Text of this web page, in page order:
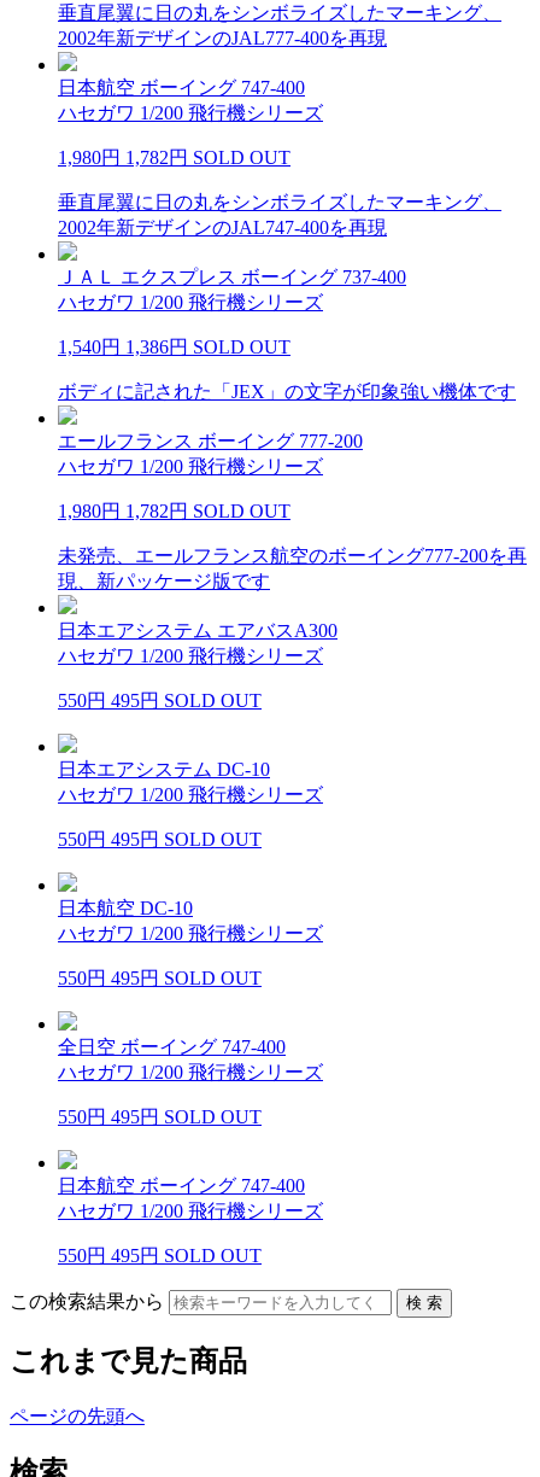
垂直尾翼に日の丸をシンボライズしたマーキング、
2002年新デザインのJAL777-400を再現
日本航空 ボーイング 747-400
ハセガワ 1/200 飛行機シリーズ
1,980円 1,782円 SOLD OUT
垂直尾翼に日の丸をシンボライズしたマーキング、
2002年新デザインのJAL747-400を再現
ＪＡＬ エクスプレス ボーイング 737-400
ハセガワ 1/200 飛行機シリーズ
1,540円 1,386円 SOLD OUT
ボディに記された「JEX」の文字が印象強い機体です
エールフランス ボーイング 777-200
ハセガワ 1/200 飛行機シリーズ
1,980円 1,782円 SOLD OUT
未発売、エールフランス航空のボーイング777-200を再
現、新パッケージ版です
日本エアシステム エアバスA300
ハセガワ 1/200 飛行機シリーズ
550円 495円 SOLD OUT
日本エアシステム DC-10
ハセガワ 1/200 飛行機シリーズ
550円 495円 SOLD OUT
日本航空 DC-10
ハセガワ 1/200 飛行機シリーズ
550円 495円 SOLD OUT
全日空 ボーイング 747-400
ハセガワ 1/200 飛行機シリーズ
550円 495円 SOLD OUT
日本航空 ボーイング 747-400
ハセガワ 1/200 飛行機シリーズ
550円 495円 SOLD OUT
この検索結果から
これまで見た商品
ページの先頭へ